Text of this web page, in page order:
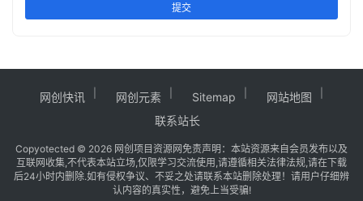
提交
网创快讯 网创元素 Sitemap
网站地图
联系站长
Copyotected © 2026 网创项目资源网 免责声明：本站资源来自会员发布以及
互联网收集,不代表本站立场,仅限学习交流使用,请遵循相关法律法规,请在下载
后24小时内删除.如有侵权争议、不妥之处请联系本站删除处理！请用户仔细辨
认内容的真实性，避免上当受骗!